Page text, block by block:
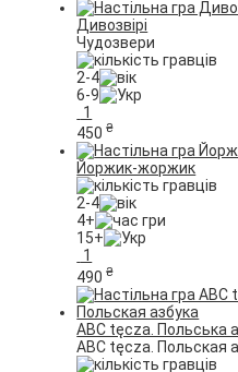
Дивозвірі
Чудозвери
2-4
6-9
1
450₴
Йоржик-жоржик
2-4
4+
15+
1
490₴
ABC tęcza. Польська
ABC tęcza. Польская